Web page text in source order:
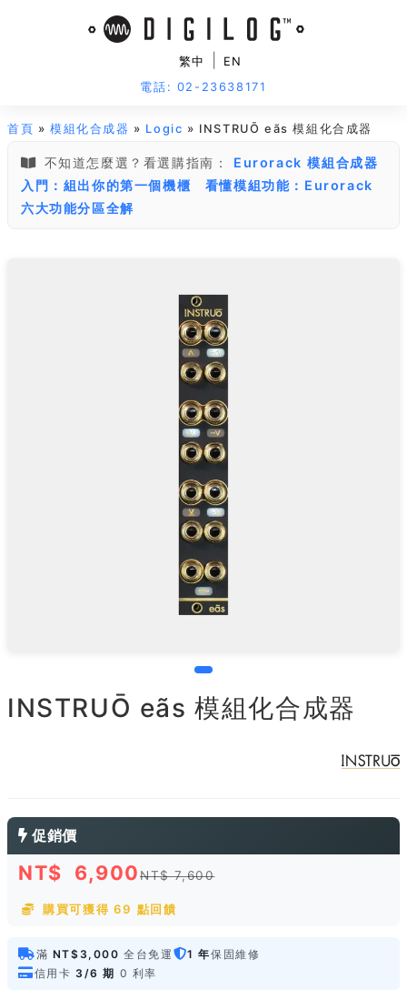
繁中
EN
電話: 02-23638171
首頁 »模組化合成器 » Logic » INSTRUŌ eãs 模組化合成器
不知道怎麼選？看選購指南：
Eurorack 模組合成器
入門：組出你的第一個機櫃
看懂模組功能：Eurorack
六大功能分區全解
INSTRUŌ eãs 模組化合成器
促銷價
NT$ 6,900NT$ 7,600
購買可獲得 69 點回饋
滿 NT$3,000 全台免運 1 年保固維修
信用卡 3/6 期 0 利率